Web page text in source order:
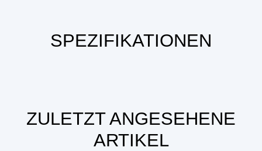
SPEZIFIKATIONEN
ZULETZT ANGESEHENE
ARTIKEL